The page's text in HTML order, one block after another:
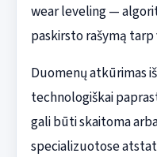
wear leveling —
paskirsto rašymą tarp
Duomenų atkūrimas
technologiškai
gali būti skaitoma
specializuotose